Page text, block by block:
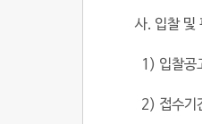
사. 입찰 및
1) 입찰공
2) 접수기